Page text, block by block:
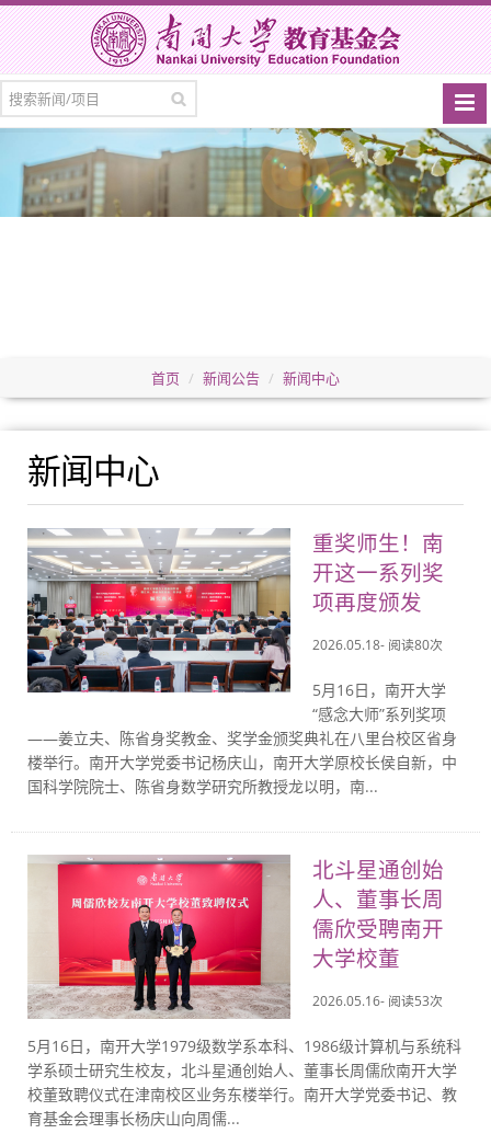
首页 新闻公告 新闻中心
新闻中心
重奖师生！南
开这一系列奖
项再度颁发
2026.05.18- 阅读80次
5月16日，南开大学
“感念大师”系列奖项
——姜立夫、陈省身奖教金、奖学金颁奖典礼在八里台校区省身
楼举行。南开大学党委书记杨庆山，南开大学原校长侯自新，中
国科学院院士、陈省身数学研究所教授龙以明，南...
北斗星通创始
人、董事长周
儒欣受聘南开
大学校董
2026.05.16- 阅读53次
5月16日，南开大学1979级数学系本科、1986级计算机与系统科
学系硕士研究生校友，北斗星通创始人、董事长周儒欣南开大学
校董致聘仪式在津南校区业务东楼举行。南开大学党委书记、教
育基金会理事长杨庆山向周儒...